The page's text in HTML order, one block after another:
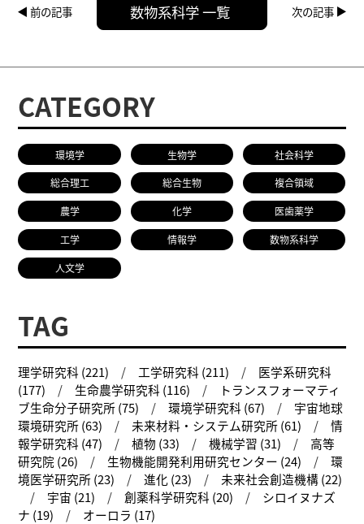
前の記事 数物系科学 一覧 次の記事
CATEGORY
環境学 生物学 社会科学
総合理工 総合生物 複合領域
農学 化学 医歯薬学
工学 情報学 数物系科学
人文学
TAG
理学研究科 (221) 工学研究科 (211)
医学系研究科
(177)
生命農学研究科 (116)
トランスフォーマティ
ブ生命分子研究所 (75)
環境学研究科 (67)
宇宙地球
環境研究所 (63)
未来材料・システム研究所 (61)
情
報学研究科 (47)
植物 (33) 機械学習 (31)
高等
研究院 (26)
生物機能開発利用研究センター (24)
環
境医学研究所 (23)
進化 (23)
未来社会創造機構 (22)
宇宙 (21)
創薬科学研究科 (20)
シロイヌナズ
ナ (19)
オーロラ (17)